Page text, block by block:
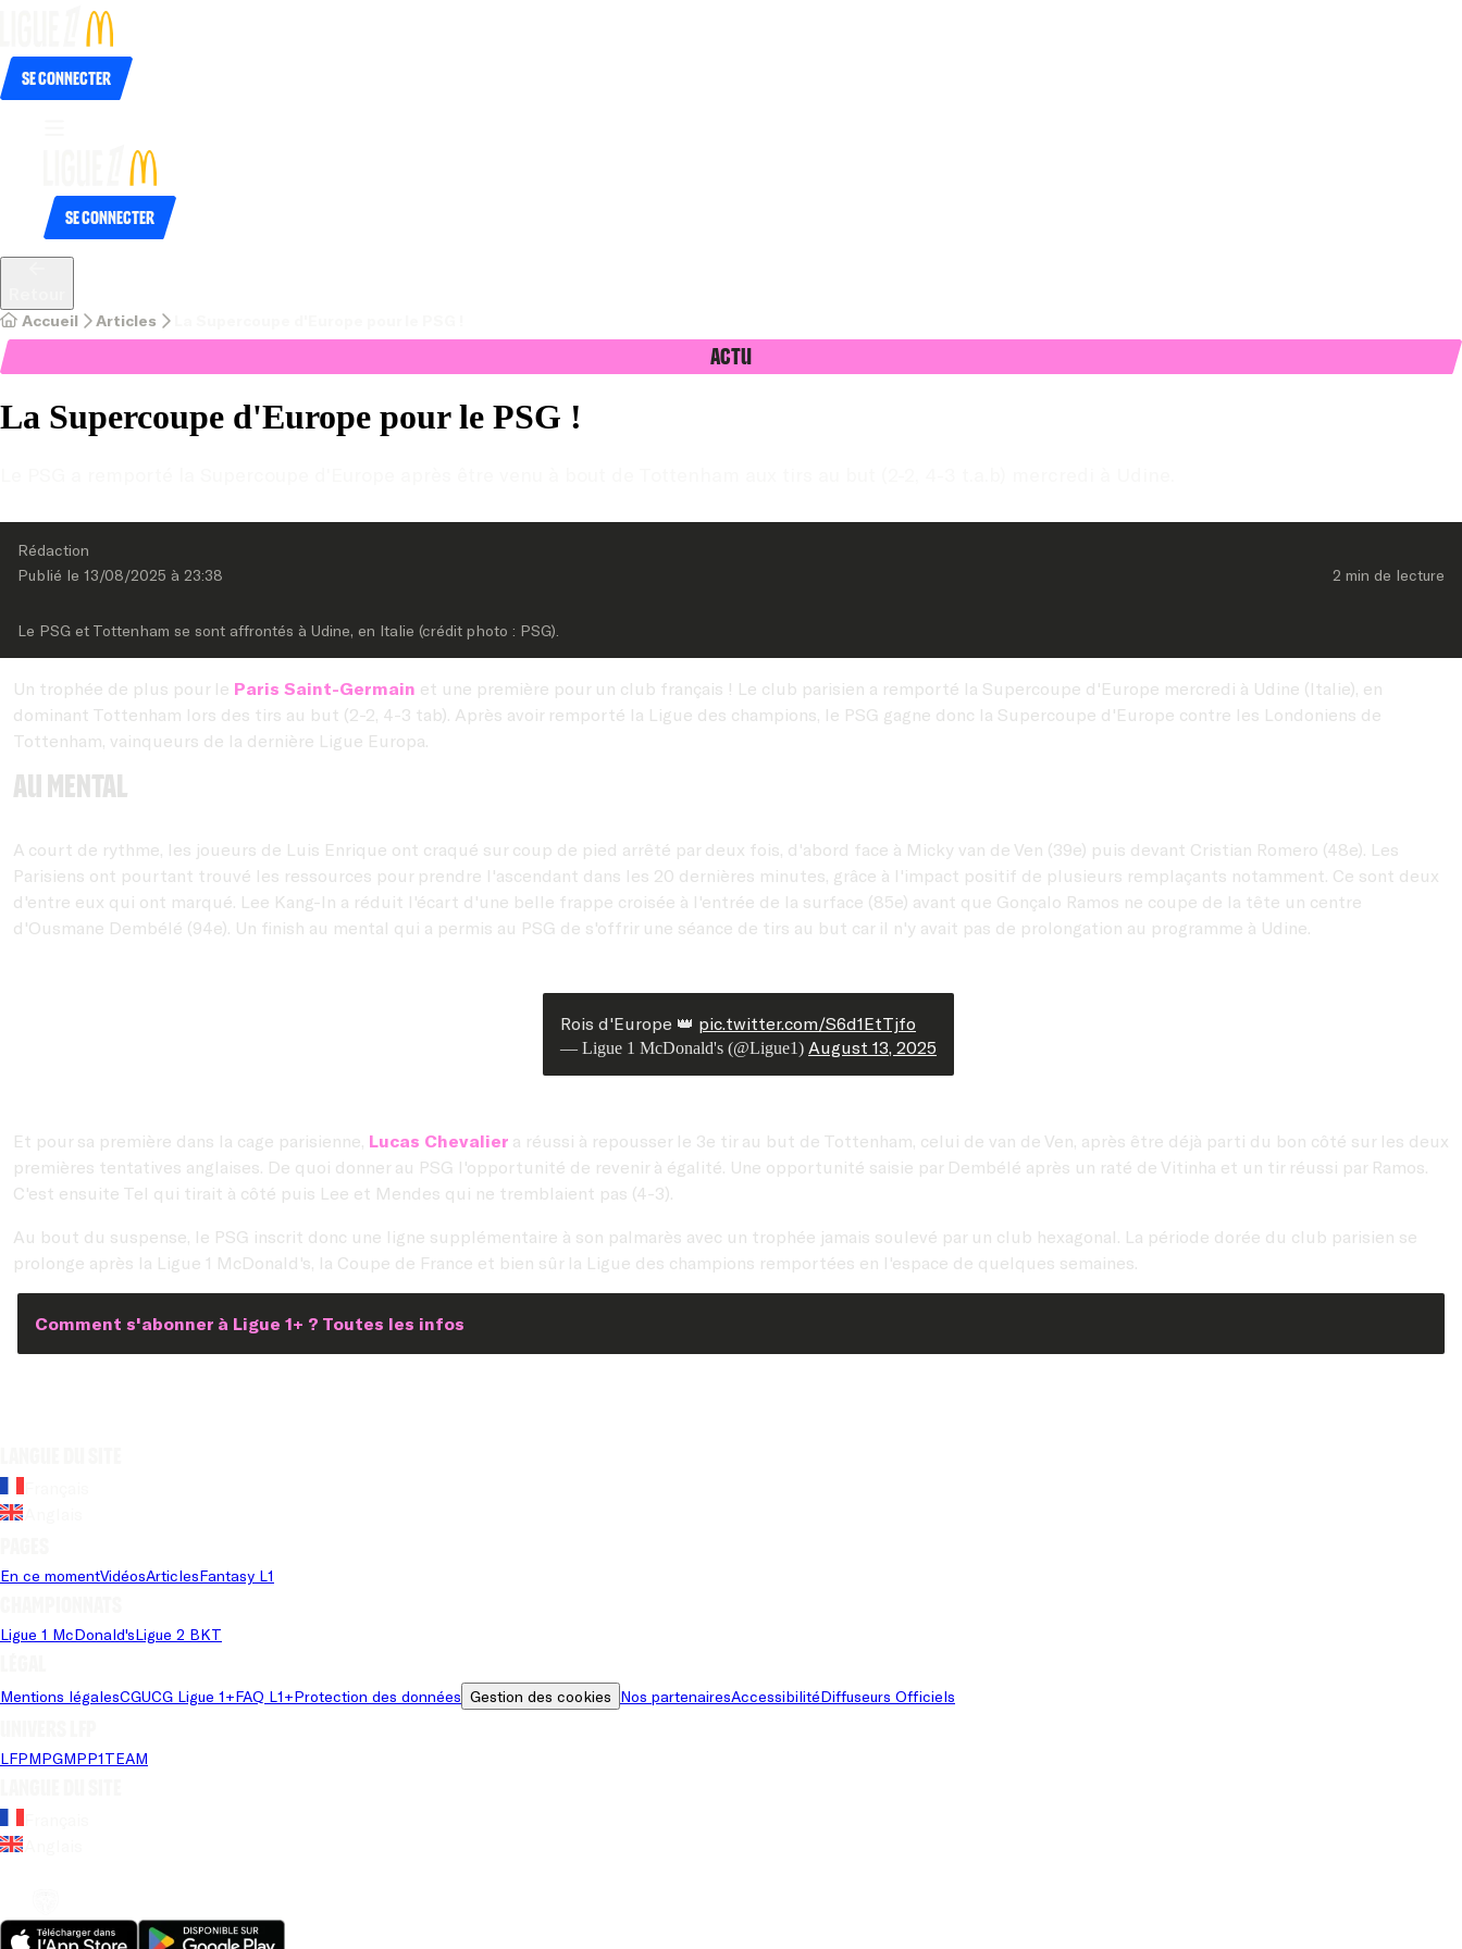
Se connecter
Se connecter
Accueil Articles
Actu
La Supercoupe d'Europe pour le PSG !
Rédaction
Publié le 13/08/2025 à 23:38 2 min de lecture
Le PSG et Tottenham se sont affrontés à Udine, en Italie (crédit photo : PSG).
Un trophée de plus pour le Paris Saint-Germain et une première pour un club français ! Le club parisien a remporté la Supercoupe d'Europe mercredi à Udine (Italie), en
dominant Tottenham lors des tirs au but (2-2, 4-3 tab). Après avoir remporté la Ligue des champions, le PSG gagne donc la Supercoupe d'Europe contre les Londoniens de
Tottenham, vainqueurs de la dernière Ligue Europa.
Au mental
A court de rythme, les joueurs de Luis Enrique ont craqué sur coup de pied arrêté par deux fois, d'abord face à Micky van de Ven (39e) puis devant Cristian Romero (48e). Les
Parisiens ont pourtant trouvé les ressources pour prendre l'ascendant dans les 20 dernières minutes, grâce à l'impact positif de plusieurs remplaçants notamment. Ce sont deux
d'entre eux qui ont marqué. Lee Kang-In a réduit l'écart d'une belle frappe croisée à l'entrée de la surface (85e) avant que Gonçalo Ramos ne coupe de la tête un centre
d'Ousmane Dembélé (94e). Un finish au mental qui a permis au PSG de s'offrir une séance de tirs au but car il n'y avait pas de prolongation au programme à Udine.
Rois d'Europe 👑 pic.twitter.com/S6d1EtTjfo
— Ligue 1 McDonald's (@Ligue1) August 13, 2025
Et pour sa première dans la cage parisienne, Lucas Chevalier a réussi à repousser le 3e tir au but de Tottenham, celui de van de Ven, après être déjà parti du bon côté sur les deux
premières tentatives anglaises. De quoi donner au PSG l'opportunité de revenir à égalité. Une opportunité saisie par Dembélé après un raté de Vitinha et un tir réussi par Ramos.
C'est ensuite Tel qui tirait à côté puis Lee et Mendes qui ne tremblaient pas (4-3).
Au bout du suspense, le PSG inscrit donc une ligne supplémentaire à son palmarès avec un trophée jamais soulevé par un club hexagonal. La période dorée du club parisien se
prolonge après la Ligue 1 McDonald's, la Coupe de France et bien sûr la Ligue des champions remportées en l'espace de quelques semaines.
Comment s'abonner à Ligue 1+ ? Toutes les infos
En ce momentVidéosArticlesFantasy L1
Ligue 1 McDonald'sLigue 2 BKT
Mentions légalesCGUCG Ligue 1+FAQ L1+Protection des données Gestion des cookies Nos partenairesAccessibilitéDiffuseurs Officiels
LFPMPGMPP1TEAM